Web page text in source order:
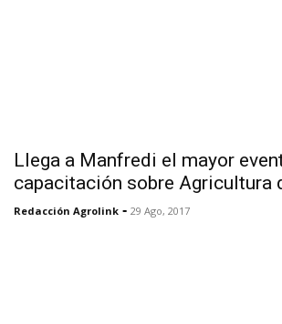
Llega a Manfredi el mayor
capacitación sobre Agricultura
Redacción Agrolink - 29 Ago, 2017